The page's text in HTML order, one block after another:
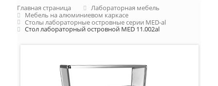
Главная страница
Лабораторная мебель
Мебель на алюминиевом каркасе
Столы лабораторные островные серии MED-al
Стол лабораторный островной MED 11.002al